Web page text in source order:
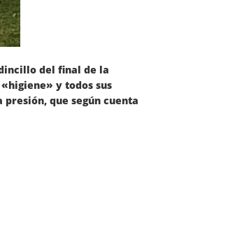
del final de la
y todos sus
que según cuenta